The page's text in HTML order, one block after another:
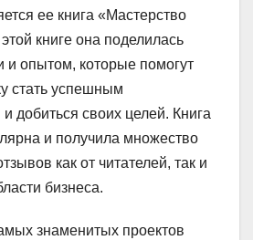
ее книга «Мастерство
книге она поделилась
и опытом, которые помогут
стать успешным
добиться своих целей. Книга
и получила множество
как от читателей, так и
бизнеса.
знаменитых проектов